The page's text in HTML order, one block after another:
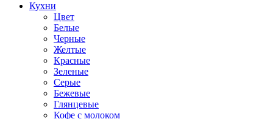
Кухни
Цвет
Белые
Черные
Желтые
Красные
Зеленые
Серые
Бежевые
Глянцевые
Кофе с молоком